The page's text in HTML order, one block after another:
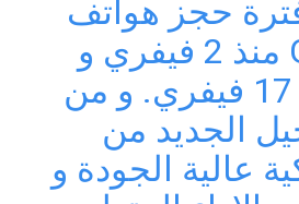
حجز هواتف
Galaxy S23 منذ 2 فيفري و
ستنتهي يوم 17 فيفري. و من
الجديد من
عالية الجودة و